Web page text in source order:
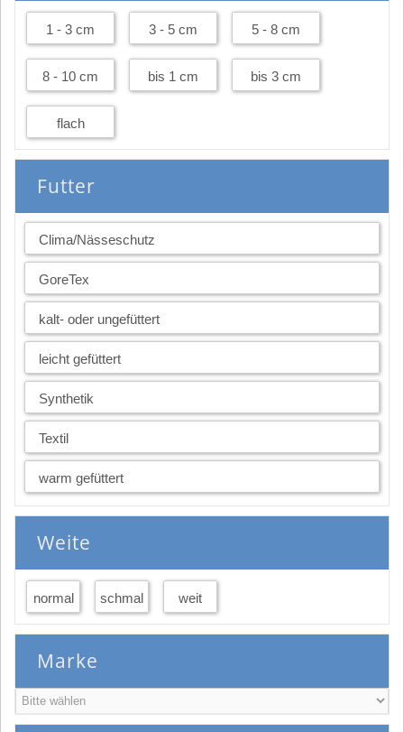
1 - 3 cm 3 - 5 cm 5 - 8 cm
8 - 10 cm bis 1 cm bis 3 cm
flach
Futter
Clima/Nässeschutz
GoreTex
kalt- oder ungefüttert
leicht gefüttert
Synthetik
Textil
warm gefüttert
Weite
normal schmal weit
Marke